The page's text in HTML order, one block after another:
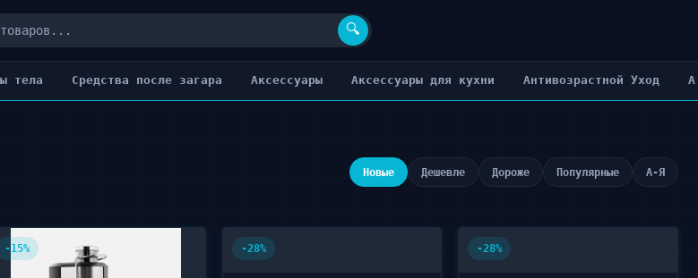
🔍
тела Cредства после загара Аксессуары Аксессуары для кухни Антивозрастной Уход
Новые Дешевле Дороже Популярные А-Я
-15% -28% -28%